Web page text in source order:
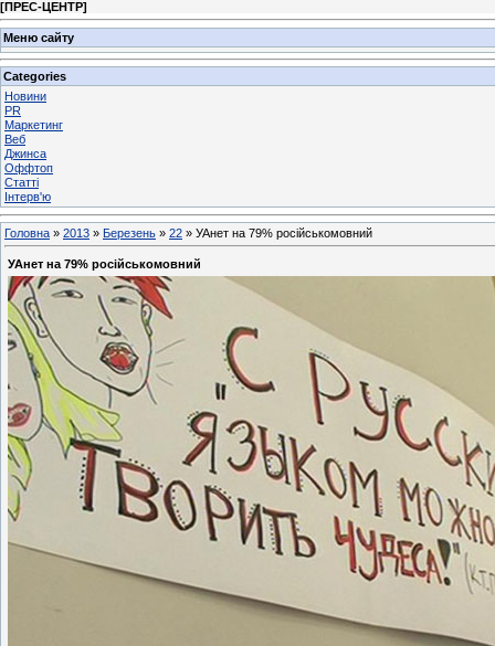
[ПРЕС-ЦЕНТР]
Меню сайту
Categories
Новини
PR
Маркетинг
Веб
Джинса
Оффтоп
Статті
Інтерв'ю
Головна » 2013 » Березень » 22 » УАнет на 79% російськомовний
УАнет на 79% російськомовний